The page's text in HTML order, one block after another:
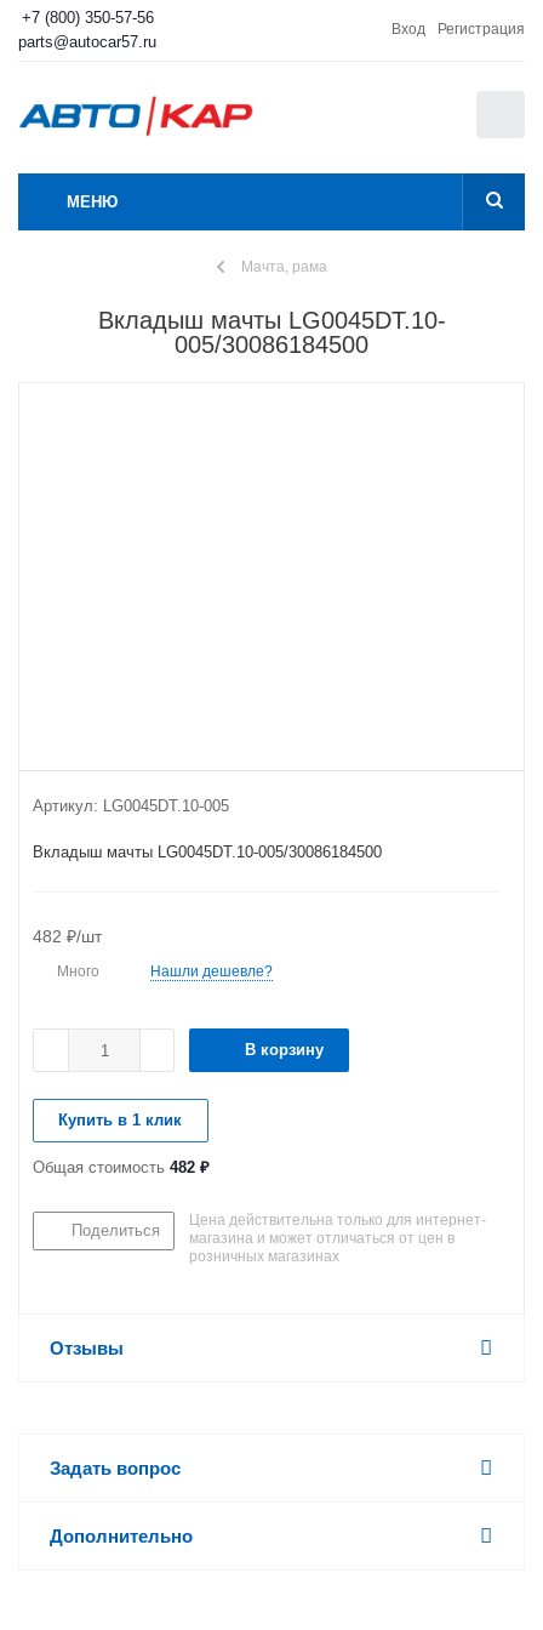
+7 (800) 350-57-56
parts@autocar57.ru
Вход Регистрация
МЕНЮ
Мачта, рама
Вкладыш мачты LG0045DT.10-
005/30086184500
Артикул: LG0045DT.10-005
Вкладыш мачты LG0045DT.10-005/30086184500
482 ₽/шт
Много Нашли дешевле?
В корзину
Купить в 1 клик
Общая стоимость 482 ₽
Поделиться
Цена действительна только для интернет-
магазина и может отличаться от цен в
розничных магазинах
Отзывы
Задать вопрос
Дополнительно